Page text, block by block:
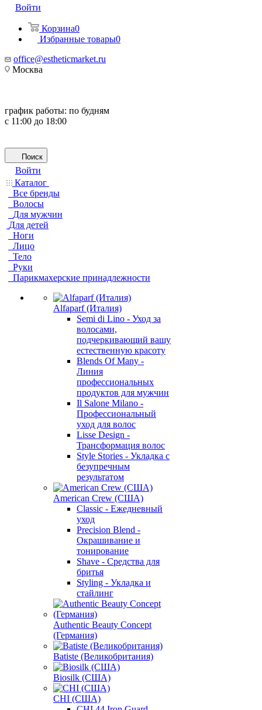
Войти
Корзина0
Избранные товары0
office@estheticmarket.ru
Москва
график работы: по будням
с 11:00 до 18:00
Поиск
Войти
Каталог
Все бренды
Волосы
Для мужчин
Для детей
Ноги
Лицо
Тело
Руки
Парикмахерские принадлежности
Alfaparf (Италия)
Semi di Lino - Уход за
волосами,
подчеркивающий вашу
естественную красоту
Blends Of Many -
Линия
профессиональных
продуктов для мужчин
Il Salone Milano -
Профессиональный
уход для волос
Lisse Design -
Трансформация волос
Style Stories - Укладка с
безупречным
результатом
American Crew (США)
Classic - Ежедневный
уход
Precision Blend -
Окрашивание и
тонирование
Shave - Средства для
бритья
Styling - Укладка и
стайлинг
Authentic Beauty Concept
(Германия)
Batiste (Великобритания)
Biosilk (США)
CHI (США)